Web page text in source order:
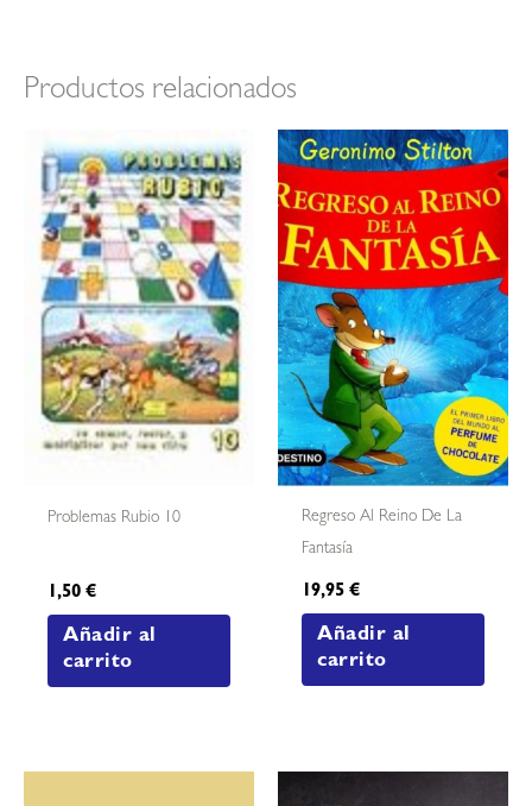
Productos relacionados
Problemas Rubio 10
1,50€
Añadir al
carrito
Regreso Al Reino De La
Fantasía
19,95€
Añadir al
carrito